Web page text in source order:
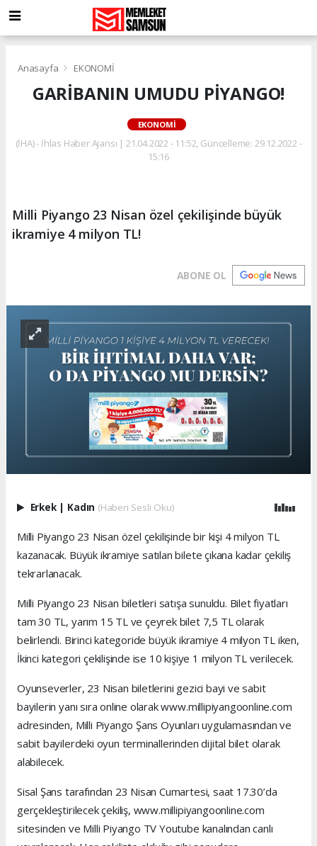
Anasayfa EKONOMİ
GARİBANIN UMUDU PİYANGO!
EKONOMİ
(İHA) - İhlas Haber Ajansı | 21.04.2022 - 11:52, Güncelleme: 29.12.2022 -
15:16
Milli Piyango 23 Nisan özel çekilişinde büyük
ikramiye 4 milyon TL!
ABONE OL
Erkek | Kadın (Haberi Sesli Oku)
Milli Piyango 23 Nisan özel çekilişinde bir kişi 4 milyon TL
kazanacak. Büyük ikramiye satılan bilete çıkana kadar çekiliş
tekrarlanacak.
Milli Piyango 23 Nisan biletleri satışa sunuldu. Bilet fiyatları
tam 30 TL, yarım 15 TL ve çeyrek bilet 7,5 TL olarak
belirlendi. Birinci kategoride büyük ikramiye 4 milyon TL iken,
İkinci kategori çekilişinde ise 10 kişiye 1 milyon TL verilecek.
Oyunseverler, 23 Nisan biletlerini gezici bayi ve sabit
bayilerin yanı sıra online olarak www.millipiyangoonline.com
adresinden, Milli Piyango Şans Oyunları uygulamasından ve
sabit bayilerdeki oyun terminallerinden dijital bilet olarak
alabilecek.
Sisal Şans tarafından 23 Nisan Cumartesi, saat 17.30’da
gerçekleştirilecek çekiliş, www.millipiyangoonline.com
sitesinden ve Milli Piyango TV Youtube kanalından canlı